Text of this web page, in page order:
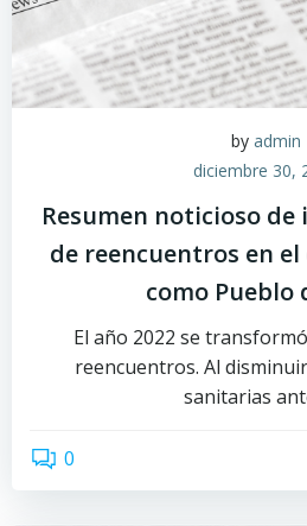
by admin
diciembre 30,
Resumen noticioso de
de reencuentros en
como Pueblo
El año 2022 se
reencuentros. Al
sanitarias
0